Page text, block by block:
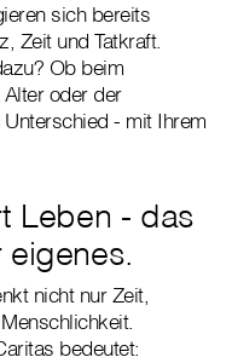
sich bereits
Zeit und Tatkraft.
Ob beim
oder der
- mit Ihrem
Leben - das
nicht nur Zeit,
bedeutet: